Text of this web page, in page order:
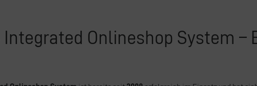
Integrated Onlineshop System